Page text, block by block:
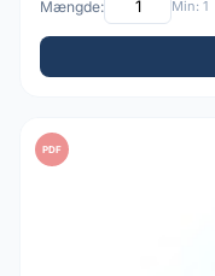
Mængde: Min: 1
PDF